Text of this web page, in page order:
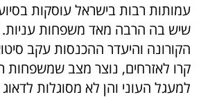
עמותות רבות בישראל עוסקות בסיוע
שיש בה הרבה מאד משפחות עניות.
הקורונה והיעדר ההכנסות עקב
קרו לאזרחים, נוצר מצב שמשפחות
למעגל העוני והן לא מסוגלות לדאוג